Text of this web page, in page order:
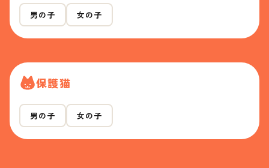
男の子 女の子
保護猫
男の子 女の子